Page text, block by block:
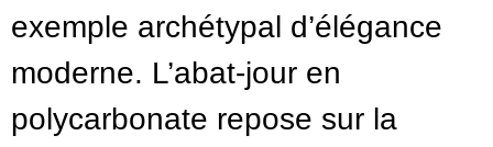
exemple archétypal d’élégance
moderne. L’abat-jour en
polycarbonate repose sur la